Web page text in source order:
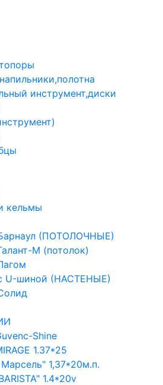
инструмент,диски
кельмы
(ПОТОЛОЧНЫЕ)
М (потолок)
U-шиной (НАСТЕНЫЕ)
Shine
1.37*25
1,37*20м.п.
1.4*20v